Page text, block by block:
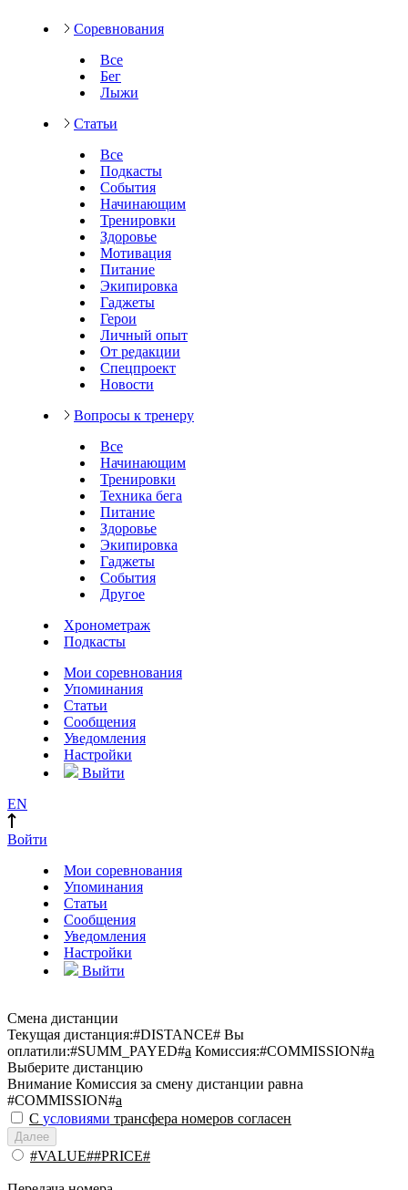
Соревнования
Все
Бег
Лыжи
Статьи
Все
Подкасты
События
Начинающим
Тренировки
Здоровье
Мотивация
Питание
Экипировка
Гаджеты
Герои
Личный опыт
От редакции
Спецпроект
Новости
Вопросы к тренеру
Все
Начинающим
Тренировки
Техника бега
Питание
Здоровье
Экипировка
Гаджеты
События
Другое
Хронометраж
Подкасты
Мои соревнования
Упоминания
Статьи
Сообщения
Уведомления
Настройки
Выйти
EN
Войти
Мои соревнования
Упоминания
Статьи
Сообщения
Уведомления
Настройки
Выйти
Смена дистанции
Текущая дистанция:#DISTANCE# Вы
оплатили:#SUMM_PAYED#a Комиссия:#COMMISSION#a
Выберите дистанцию
Внимание Комиссия за смену дистанции равна
#COMMISSION#a
С условиями трансфера номеров согласен
Далее
#VALUE##PRICE#